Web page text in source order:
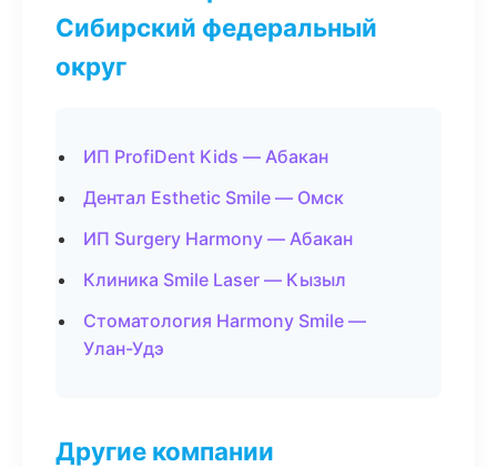
Сибирский федеральный
округ
ИП ProfiDent Kids — Абакан
Дентал Esthetic Smile — Омск
ИП Surgery Harmony — Абакан
Клиника Smile Laser — Кызыл
Стоматология Harmony Smile —
Улан-Удэ
Другие компании